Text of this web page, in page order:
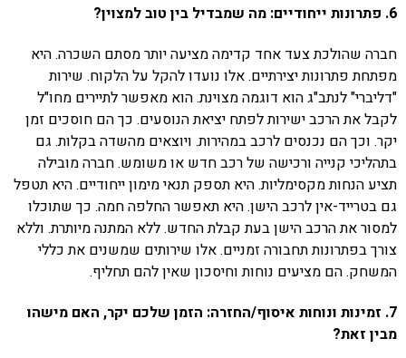
6. פתרונות ייחודיים: מה שמבדיל בין טוב למצוין?
חברה שהולכת צעד אחד קדימה מציעה יותר מסתם השכרה. היא
מפתחת פתרונות יצירתיים. אלו נועדו להקל על הלקוח. שירות
"דליברי" לנתב"ג הוא דוגמה מצוינת. הוא מאפשר לתיירים מחו"ל
לקבל את הרכב ישירות לפתח יציאת הנוסעים. כך הם חוסכים זמן
יקר. וכך הם נכנסים לרכב במהירות. ויוצאים מהשדה בקלות. גם
בתהליכי קנייה ורכישה של רכב חדש או משומש. חברה מובילה
תציע הנחות מקסימליות. היא תספק תנאי מימון ייחודיים. היא תטפל
גם בטרייד-אין לרכב הישן. היא תאפשר החלפה חמה. כך שתוכלו
למסור את הרכב הישן בעת קבלת החדש. ללא המתנה מיותרת. וללא
צורך בפתרונות תחבורה זמניים. אלו שירותים שמשנים את כללי
המשחק. הם מציעים נוחות וחיסכון שאין להם תחליף.
7. זמינות ונוחות איסוף/החזרה: הזמן שלכם יקר, האם מישהו
מבין זאת?